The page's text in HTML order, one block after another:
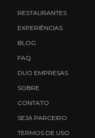
RESTAURANTES
EXPERIÊNCIAS
BLOG
FAQ
DUO EMPRESAS
SOBRE
CONTATO
SEJA PARCEIRO
TERMOS DE USO